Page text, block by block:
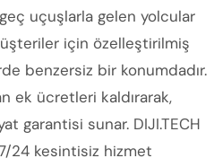
geç uçuşlarla gelen yolcular
için özelleştirilmiş
benzersiz bir konumdadır.
ek ücretleri kaldırarak,
garantisi sunar. DIJI.TECH
24 kesintisiz hizmet